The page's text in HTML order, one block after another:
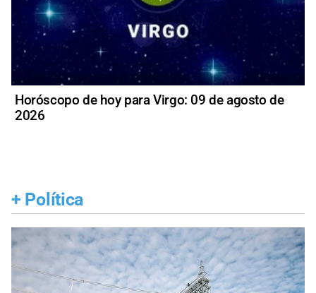
Horóscopo de hoy para Virgo: 09 de agosto de
2026
+ Política